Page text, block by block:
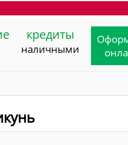
кредиты
наличными